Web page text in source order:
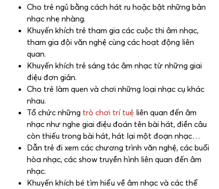
Cho trẻ ngủ bằng cách hát ru hoặc bật những bản
nhạc nhẹ nhàng.
Khuyến khích trẻ tham gia các cuộc thi âm nhạc,
tham gia đội văn nghệ cùng các hoạt động liên
quan.
Khuyến khích trẻ sáng tác âm nhạc từ những giai
điệu đơn giản.
Cho trẻ làm quen và chơi những loại nhạc cụ khác
nhau.
Tổ chức những trò chơi trí tuệ liên quan đến âm
nhạc như nghe giai điệu đoán tên bài hát, điền câu
còn thiếu trong bài hát, hát lại một đoạn nhạc…
Dẫn trẻ đi xem các chương trình văn nghệ, các buổi
hòa nhạc, các show truyền hình liên quan đến âm
nhạc.
Khuyến khích bé tìm hiểu về âm nhạc và các thể